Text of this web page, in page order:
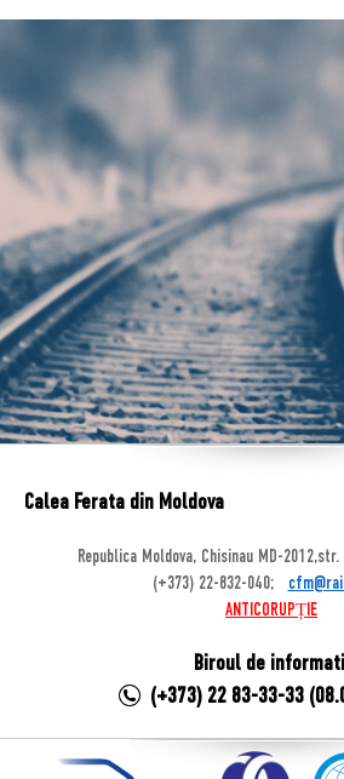
Calea Ferata din Moldova
Republica Moldova, Chisinau MD-
(+373) 22-832-040;
ANTICORUPȚIE
Biroul de
(+373) 22 83-33-33